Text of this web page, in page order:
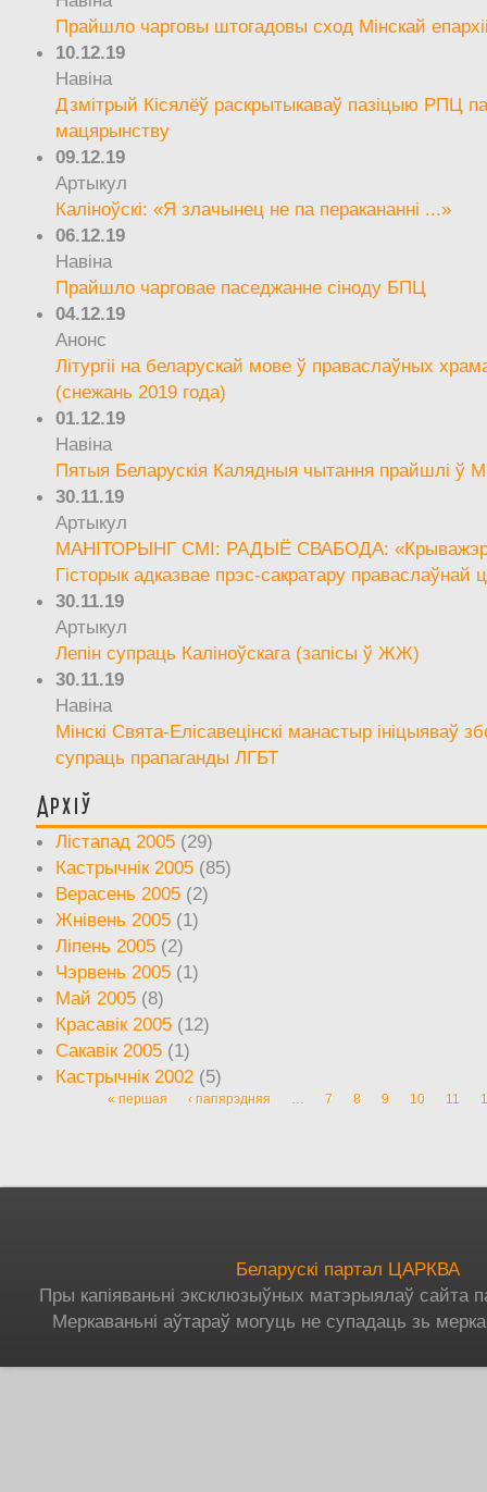
Прайшло чарговы штогадовы сход Мінскай
10.12.19
Навіна
Дзмітрый Кісялёў раскрытыкаваў пазіцыю РПЦ
мацярынству
09.12.19
Артыкул
Каліноўскі: «Я злачынец не па перакананні ...»
06.12.19
Навіна
Прайшло чарговае паседжанне сіноду БПЦ
04.12.19
Анонс
Літургіі на беларускай мове ў праваслаўных
(снежань 2019 года)
01.12.19
Навіна
Пятыя Беларускія Калядныя чытання прайшлі ў
30.11.19
Артыкул
МАНІТОРЫНГ СМІ: РАДЫЁ СВАБОДА:
Гісторык адказвае прэс-сакратару праваслаўнай
30.11.19
Артыкул
Лепін супраць Каліноўскага (запісы ў ЖЖ)
30.11.19
Навіна
Мінскі Свята-Елісавецінскі манастыр ініцыяваў
супраць прапаганды ЛГБТ
Архіў
Лістапад 2005 (29)
Кастрычнік 2005 (85)
Верасень 2005 (2)
Жнівень 2005 (1)
Ліпень 2005 (2)
Чэрвень 2005 (1)
Май 2005 (8)
Красавік 2005 (12)
Сакавік 2005 (1)
Кастрычнік 2002 (5)
Старонкі
« першая ‹ папярэдняя … 7 8 9 10 11
Беларускі партал ЦАРКВА
Пры капіяваньні эксклюзыўных матэрыялаў сайта
Меркаваньні аўтараў могуць не супадаць зь